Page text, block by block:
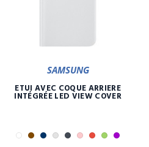
SAMSUNG
ETUI AVEC COQUE ARRIÈRE
INTÉGRÉE LED VIEW COVER
BlancBronze
Encre
GrisNoirRoseRouge
VertViolet